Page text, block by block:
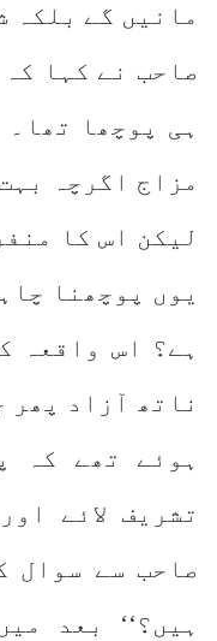
مانیں گے بلکہ
صاحب نے کہا
ہی پوچھا
مزاج اگرچہ
لیکن اس کا
یوں پوچھنا
ہے؟ اس واقعہ
ناتھ آزاد پھر
ہوئے تھے کہ
تشریف لائے
صاحب سے سوال
ہیں؟‘‘ بعد